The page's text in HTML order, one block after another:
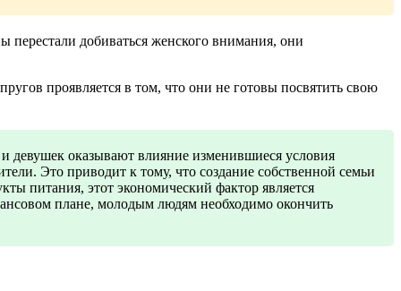
добиваться женского внимания, они
проявляется в том, что они не готовы посвятить свою
девушек оказывают влияние изменившиеся условия
Это приводит к тому, что создание собственной семьи
питания, этот экономический фактор является
плане, молодым людям необходимо окончить